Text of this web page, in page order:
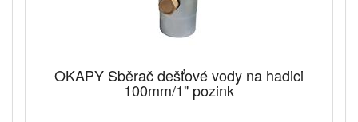
OKAPY Sběrač dešťové vody na hadici
100mm/1" pozink